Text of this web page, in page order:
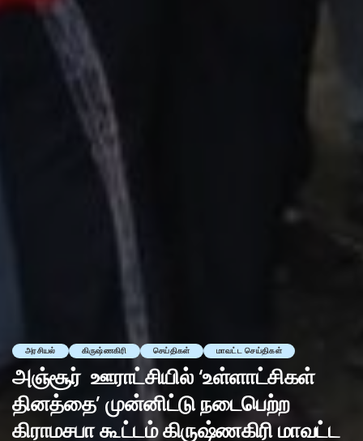
அரசியல் கிருஷ்ணகிரி செய்திகள் மாவட்ட செய்திகள்
அஞ்சூர் ஊராட்சியில் ‘உள்ளாட்சிகள்
தினத்தை’ முன்னிட்டு நடைபெற்ற
கிராமசபா கூட்டம் கிருஷ்ணகிரி மாவட்ட